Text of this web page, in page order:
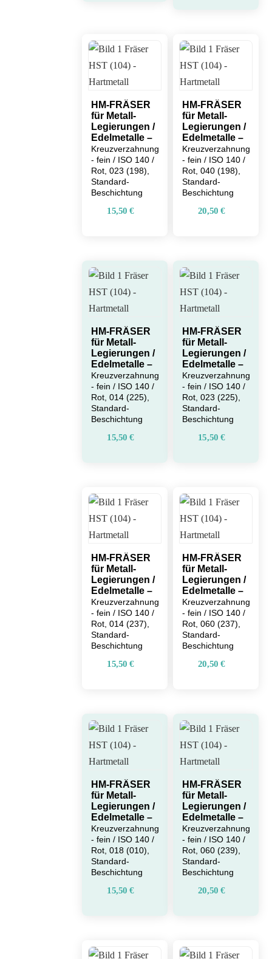
HM-FRÄSER
für Metall-
Legierungen /
Edelmetalle –
Kreuzverzahnung
- fein / ISO 140 /
Rot, 023 (198),
Standard-
Beschichtung
15,50€
HM-FRÄSER
für Metall-
Legierungen /
Edelmetalle –
Kreuzverzahnung
- fein / ISO 140 /
Rot, 040 (198),
Standard-
Beschichtung
20,50€
HM-FRÄSER
für Metall-
Legierungen /
Edelmetalle –
Kreuzverzahnung
- fein / ISO 140 /
Rot, 014 (225),
Standard-
Beschichtung
15,50€
HM-FRÄSER
für Metall-
Legierungen /
Edelmetalle –
Kreuzverzahnung
- fein / ISO 140 /
Rot, 023 (225),
Standard-
Beschichtung
15,50€
HM-FRÄSER
für Metall-
Legierungen /
Edelmetalle –
Kreuzverzahnung
- fein / ISO 140 /
Rot, 014 (237),
Standard-
Beschichtung
15,50€
HM-FRÄSER
für Metall-
Legierungen /
Edelmetalle –
Kreuzverzahnung
- fein / ISO 140 /
Rot, 060 (237),
Standard-
Beschichtung
20,50€
HM-FRÄSER
für Metall-
Legierungen /
Edelmetalle –
Kreuzverzahnung
- fein / ISO 140 /
Rot, 018 (010),
Standard-
Beschichtung
15,50€
HM-FRÄSER
für Metall-
Legierungen /
Edelmetalle –
Kreuzverzahnung
- fein / ISO 140 /
Rot, 060 (239),
Standard-
Beschichtung
20,50€